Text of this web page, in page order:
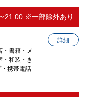
21:00 ※一部除外あり
詳細
・書籍・メ
・和装・き
・携帯電話